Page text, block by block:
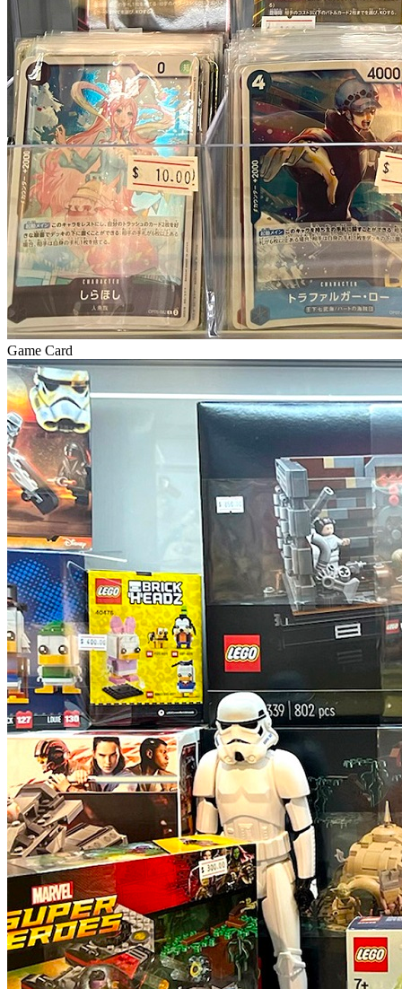
Game Card